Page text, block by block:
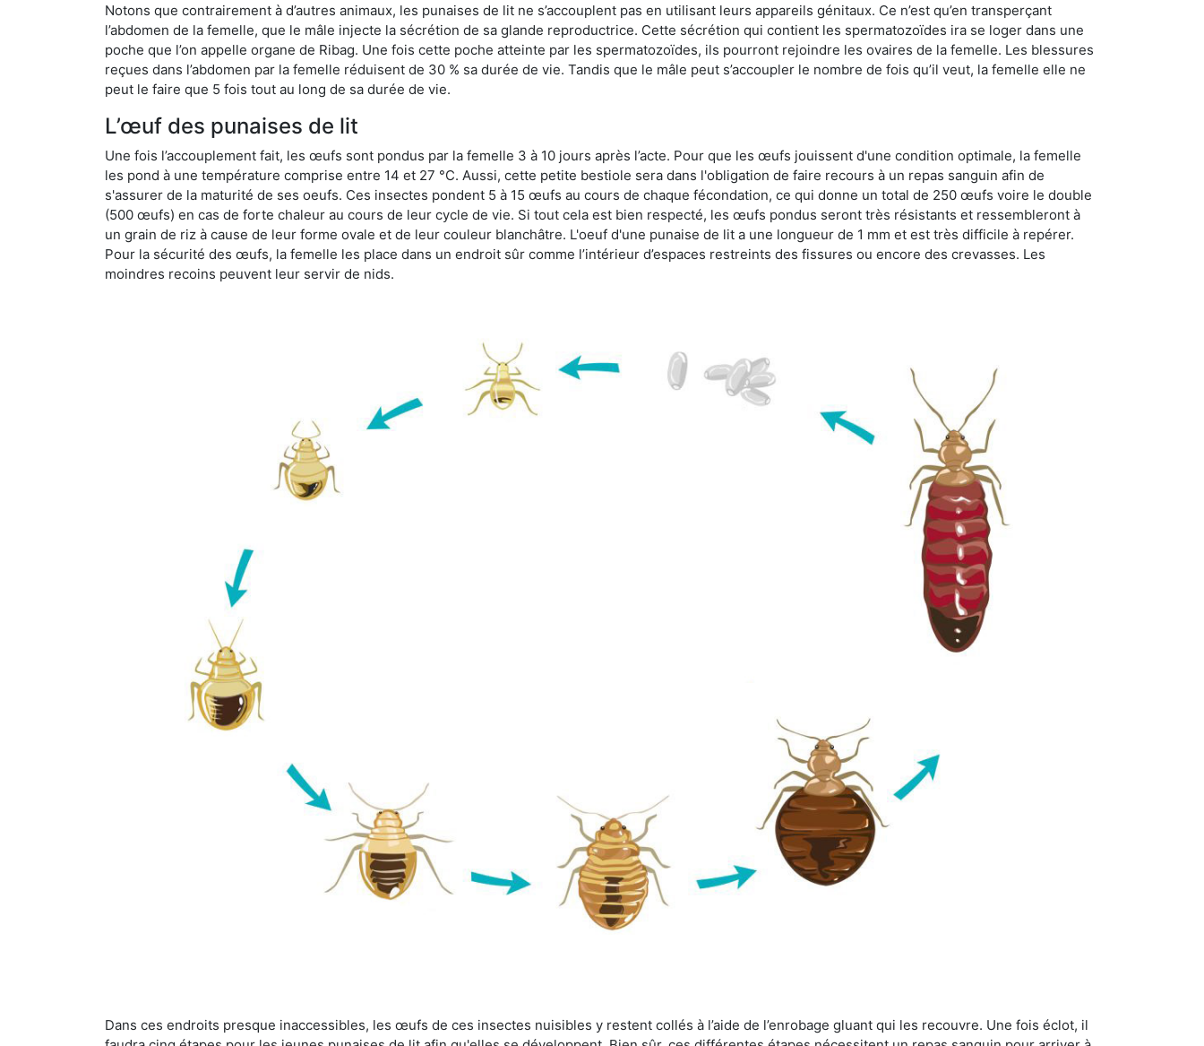
Notons que contrairement à d’autres animaux, les punaises de lit ne s’accouplent pas en utilisant leurs appareils génitaux. Ce n’est qu’en transperçant
l’abdomen de la femelle, que le mâle injecte la sécrétion de sa glande reproductrice. Cette sécrétion qui contient les spermatozoïdes ira se loger dans une
poche que l’on appelle organe de Ribag. Une fois cette poche atteinte par les spermatozoïdes, ils pourront rejoindre les ovaires de la femelle. Les blessures
reçues dans l’abdomen par la femelle réduisent de 30 % sa durée de vie. Tandis que le mâle peut s’accoupler le nombre de fois qu’il veut, la femelle elle ne
peut le faire que 5 fois tout au long de sa durée de vie.
L’œuf des punaises de lit
Une fois l’accouplement fait, les œufs sont pondus par la femelle 3 à 10 jours après l’acte. Pour que les œufs jouissent d'une condition optimale, la femelle
les pond à une température comprise entre 14 et 27 °C. Aussi, cette petite bestiole sera dans l'obligation de faire recours à un repas sanguin afin de
s'assurer de la maturité de ses oeufs. Ces insectes pondent 5 à 15 œufs au cours de chaque fécondation, ce qui donne un total de 250 œufs voire le double
(500 œufs) en cas de forte chaleur au cours de leur cycle de vie. Si tout cela est bien respecté, les œufs pondus seront très résistants et ressembleront à
un grain de riz à cause de leur forme ovale et de leur couleur blanchâtre. L'oeuf d'une punaise de lit a une longueur de 1 mm et est très difficile à repérer.
Pour la sécurité des œufs, la femelle les place dans un endroit sûr comme l’intérieur d’espaces restreints des fissures ou encore des crevasses. Les
moindres recoins peuvent leur servir de nids.
Dans ces endroits presque inaccessibles, les œufs de ces insectes nuisibles y restent collés à l’aide de l’enrobage gluant qui les recouvre. Une fois éclot, il